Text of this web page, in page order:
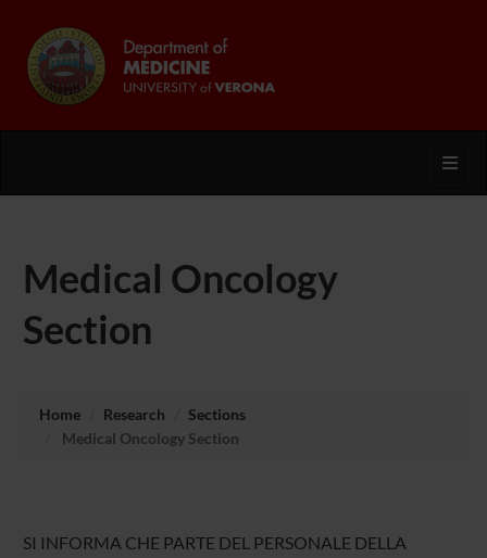
Medical Oncology
Section
Home Research
Sections
Medical Oncology Section
SI INFORMA CHE PARTE DEL PERSONALE DELLA